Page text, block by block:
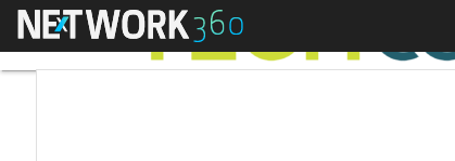
Menu